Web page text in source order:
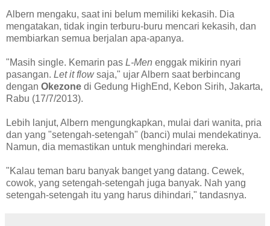
Albern mengaku, saat ini belum memiliki kekasih. Dia
mengatakan, tidak ingin terburu-buru mencari kekasih, dan
membiarkan semua berjalan apa-apanya.
"Masih single. Kemarin pas L-Men enggak mikirin nyari
pasangan. Let it flowsaja," ujar Albern saat berbincang
dengan Okezone di Gedung HighEnd, Kebon Sirih, Jakarta,
Rabu (17/7/2013).
Lebih lanjut, Albern mengungkapkan, mulai dari wanita, pria
dan yang "setengah-setengah" (banci) mulai mendekatinya.
Namun, dia memastikan untuk menghindari mereka.
"Kalau teman baru banyak banget yang datang. Cewek,
cowok, yang setengah-setengah juga banyak. Nah yang
setengah-setengah itu yang harus dihindari," tandasnya.